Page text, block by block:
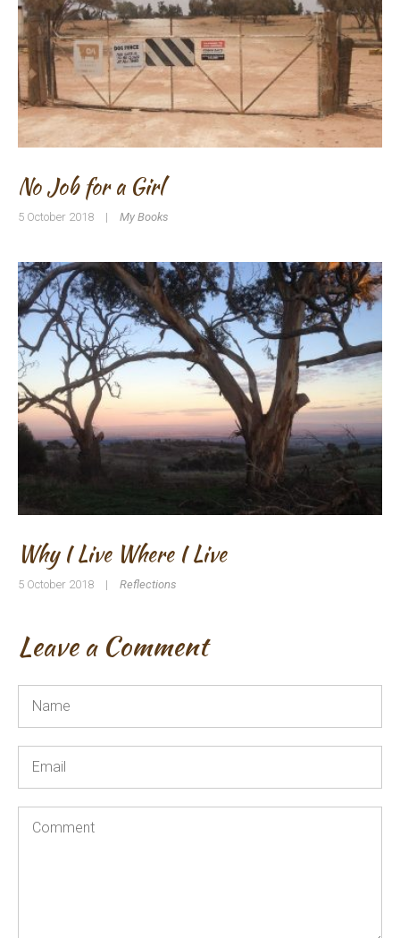
No Job for a Girl
5 October 2018 | My Books
Why I Live Where I Live
5 October 2018 | Reflections
Leave a Comment